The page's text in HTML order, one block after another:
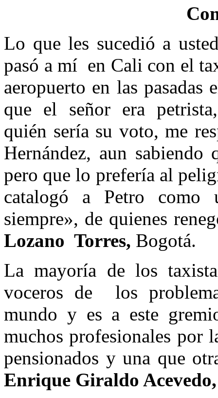
Lo que les sucedió a
pasó a mí en Cali con el
aeropuerto en las pasadas
que el señor era
quién sería su voto, me
Hernández, aun
pero que lo prefería al
catalogó a Petro como
siempre», de quienes
Lozano Torres, Bogotá.
La mayoría de los
voceros de los
mundo y es a este
muchos profesionales por
pensionados y una que
Enrique Giraldo